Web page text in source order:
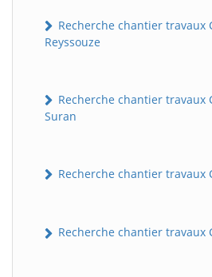
Recherche chantier travaux
Reyssouze
Recherche chantier travaux
Suran
Recherche chantier travaux
Recherche chantier travaux